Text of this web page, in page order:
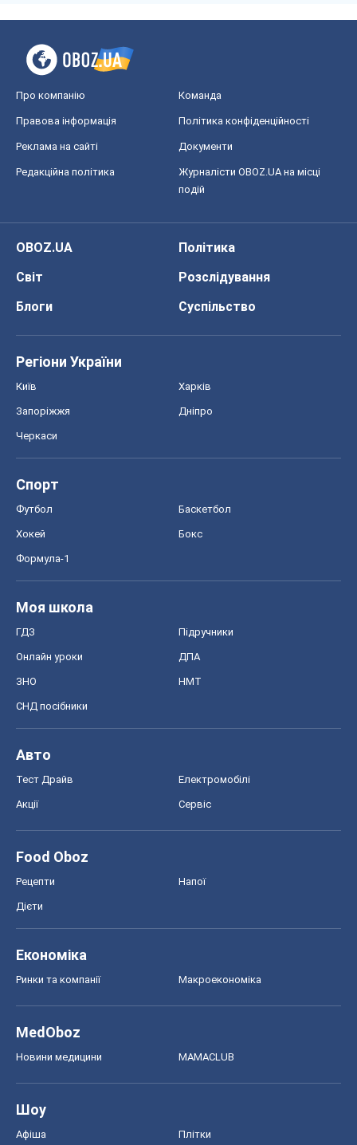
Про компанію Команда
Правова інформація Політика конфіденційності
Реклама на сайті Документи
Редакційна політика
Журналісти OBOZ.UA на місці
подій
OBOZ.UA
Політика
Світ
Розслідування
Блоги
Суспільство
Регіони України
Київ Харків
Запоріжжя Дніпро
Черкаси
Спорт
Футбол Баскетбол
Хокей Бокс
Формула-1
Моя школа
ГДЗ Підручники
Онлайн уроки ДПА
ЗНО НМТ
СНД посібники
Авто
Тест Драйв Електромобілі
Акції Сервіс
Food Oboz
Рецепти Напої
Дієти
Економіка
Ринки та компанії Макроекономіка
MedOboz
Новини медицини MAMACLUB
Шоу
Афіша Плітки